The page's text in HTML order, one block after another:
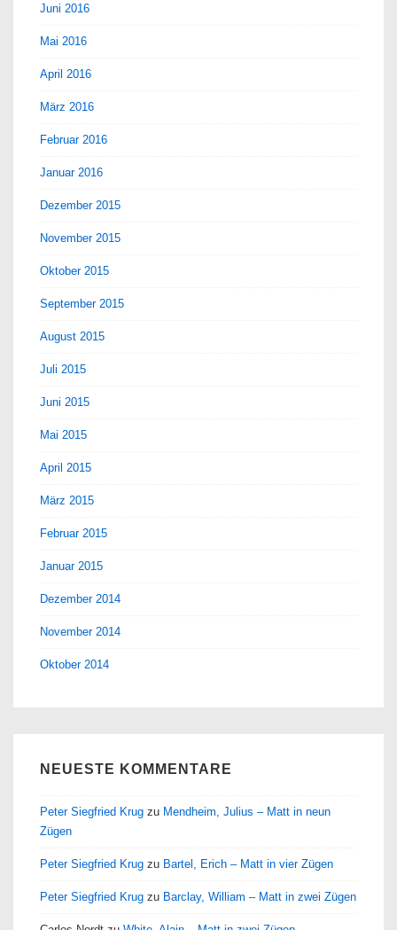
Juni 2016
Mai 2016
April 2016
März 2016
Februar 2016
Januar 2016
Dezember 2015
November 2015
Oktober 2015
September 2015
August 2015
Juli 2015
Juni 2015
Mai 2015
April 2015
März 2015
Februar 2015
Januar 2015
Dezember 2014
November 2014
Oktober 2014
NEUESTE KOMMENTARE
Peter Siegfried Krug zu Mendheim, Julius – Matt in neun
Zügen
Peter Siegfried Krug zu Bartel, Erich – Matt in vier Zügen
Peter Siegfried Krug zu Barclay, William – Matt in zwei Zügen